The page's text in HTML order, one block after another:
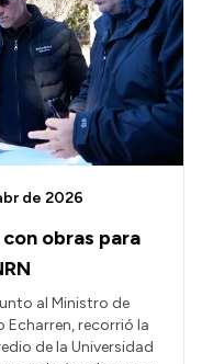
obras para
de 2026
al Ministro de
Echarren, recorrió la
de la Universidad